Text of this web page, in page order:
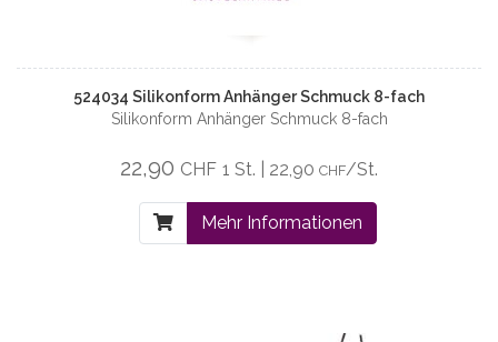
524034 Silikonform Anhänger Schmuck 8-fach
Silikonform Anhänger Schmuck 8-fach
22,90 CHF 1 St. | 22,90 CHF/St.
Mehr Informationen